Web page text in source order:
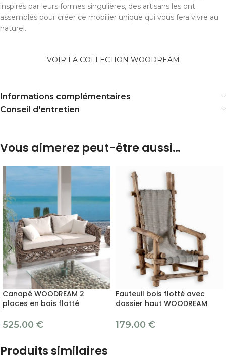
inspirés par leurs formes singulières, des artisans les ont
assemblés pour créer ce mobilier unique qui vous fera vivre au
naturel.
VOIR LA COLLECTION WOODREAM
Informations complémentaires
Conseil d'entretien
Vous aimerez peut-être aussi…
Canapé WOODREAM 2
places en bois flotté
525.00 €
Fauteuil bois flotté avec
dossier haut WOODREAM
179.00 €
Produits similaires